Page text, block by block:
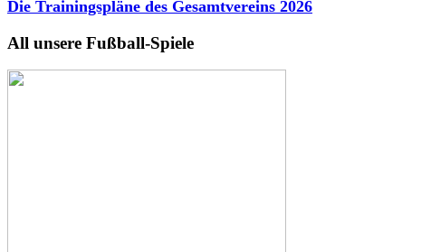
Die Trainingspläne des Gesamtvereins 2026
All unsere Fußball-Spiele